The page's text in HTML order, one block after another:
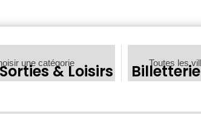
& Loisirs Billetterie